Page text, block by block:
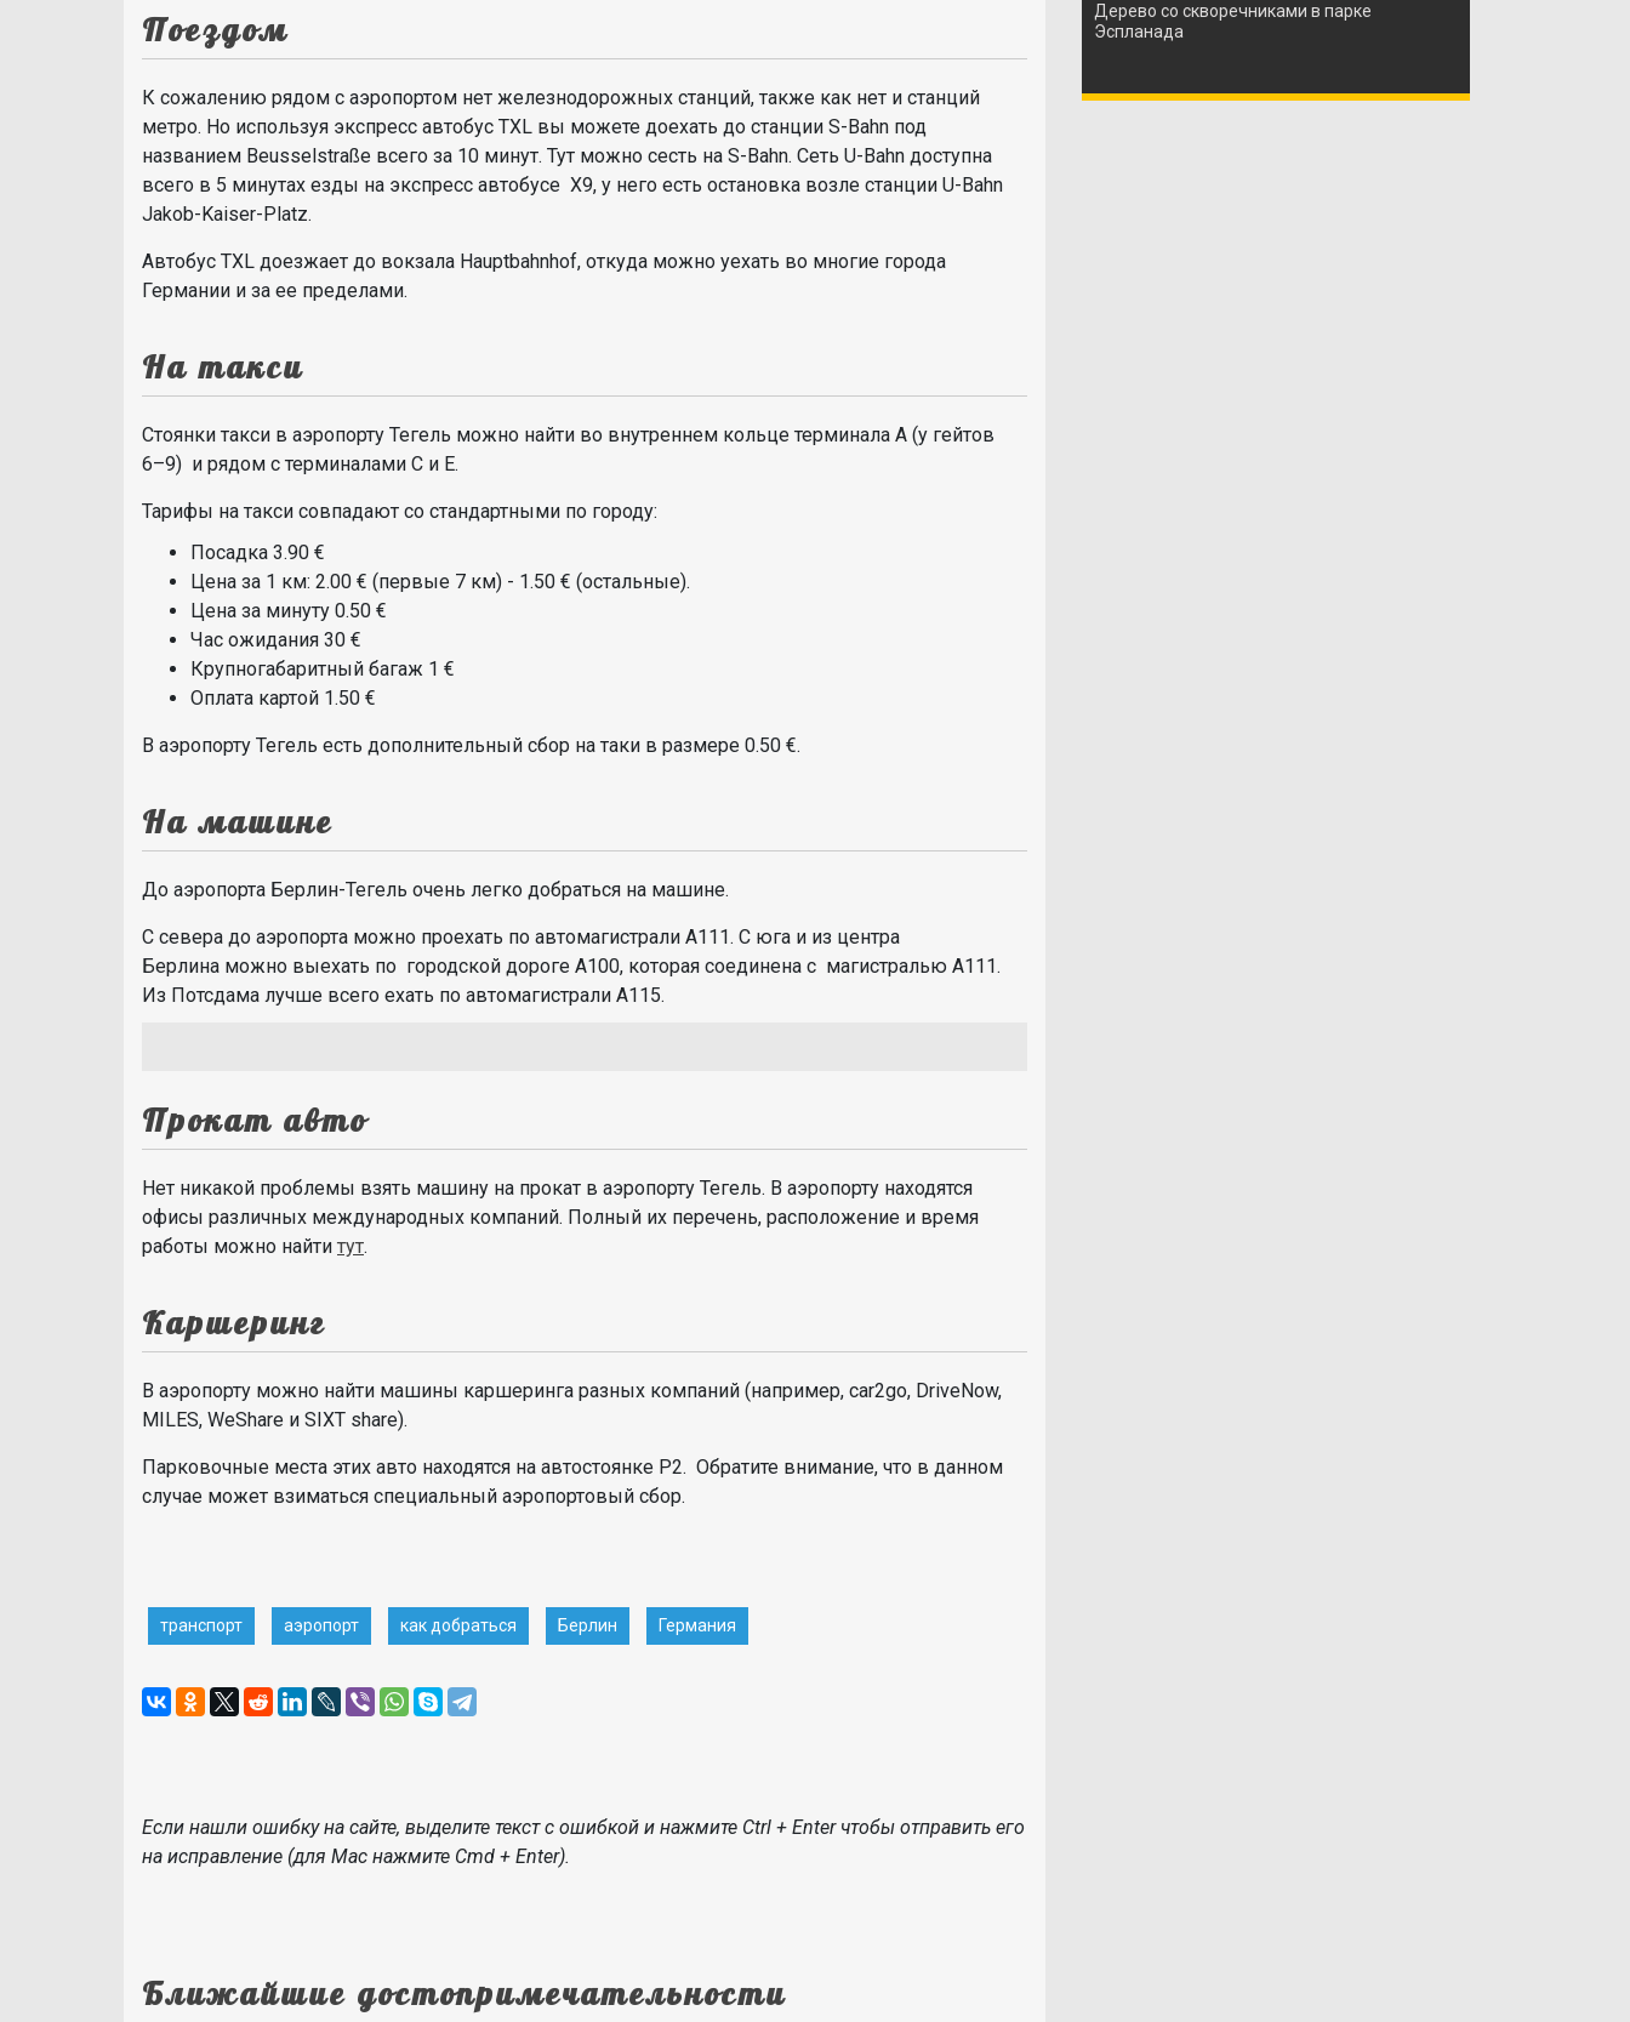
Поездом
К сожалению рядом с аэропортом нет железнодорожных станций, также как нет и станций
метро. Но используя экспресс автобус TXL вы можете доехать до станции S-Bahn под
названием Beusselstraße всего за 10 минут. Тут можно сесть на S-Bahn. Сеть U-Bahn доступна
всего в 5 минутах езды на экспресс автобусе X9, у него есть остановка возле станции U-Bahn
Jakob-Kaiser-Platz.
Автобус TXL доезжает до вокзала Hauptbahnhof, откуда можно уехать во многие города
Германии и за ее пределами.
На такси
Стоянки такси в аэропорту Тегель можно найти во внутреннем кольце терминала А (у гейтов
6–9) и рядом с терминалами С и Е.
Тарифы на такси совпадают со стандартными по городу:
Посадка 3.90 €
Цена за 1 км: 2.00 € (первые 7 км) - 1.50 € (остальные).
Цена за минуту 0.50 €
Час ожидания 30 €
Крупногабаритный багаж 1 €
Оплата картой 1.50 €
В аэропорту Тегель есть дополнительный сбор на таки в размере 0.50 €.
На машине
До аэропорта Берлин-Тегель очень легко добраться на машине.
С севера до аэропорта можно проехать по автомагистрали A111. С юга и из центра
Берлина можно выехать по городской дороге A100, которая соединена с магистралью A111.
Из Потсдама лучше всего ехать по автомагистрали A115.
Прокат авто
Нет никакой проблемы взять машину на прокат в аэропорту Тегель. В аэропорту находятся
офисы различных международных компаний. Полный их перечень, расположение и время
работы можно найти тут.
Каршеринг
В аэропорту можно найти машины каршеринга разных компаний (например, car2go, DriveNow,
MILES, WeShare и SIXT share).
Парковочные места этих авто находятся на автостоянке P2. Обратите внимание, что в данном
случае может взиматься специальный аэропортовый сбор.
транспорт аэропорт как добраться Берлин Германия
Если нашли ошибку на сайте, выделите текст с ошибкой и нажмите Ctrl + Enter чтобы отправить его
на исправление (для Mac нажмите Cmd + Enter).
Ближайшие достопримечательности
Дерево со скворечниками в парке
Эспланада